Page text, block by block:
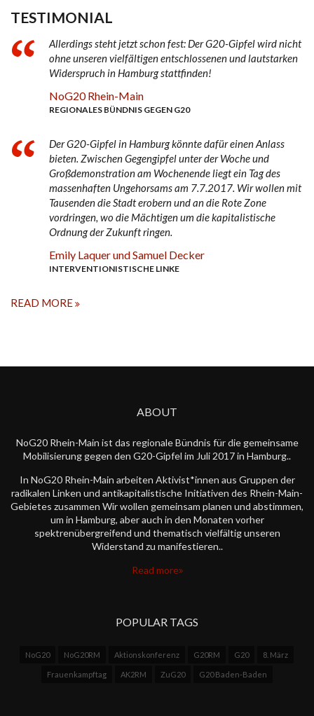
TESTIMONIAL
Allerdings steht jetzt schon fest: Der G20-Gipfel wird nicht
ohne unseren vielfältigen entschlossenen und lautstarken
Widerspruch in Hamburg stattfinden!
NoG20 Rhein-Main
REGIONALES BÜNDNIS GEGEN G20
Der G20-Gipfel in Hamburg könnte dafür einen Anlass
bieten. Zwischen Gegengipfel unter der Woche und
Großdemonstration am Wochenende liegt ein Tag des
massenhaften Ungehorsams am 7.7.2017. Wir wollen mit
Tausenden die Stadt erobern und an die Rote Zone
vordringen, wo die Mächtigen um die kapitalistische
Ordnung der Zukunft ringen.
Emily Laquer und Samuel Decker
INTERVENTIONISTISCHE LINKE
READ MORE
ABOUT
NoG20 Rhein-Main ist das regionale Bündnis für die gemeinsame
Mobilisierung gegen den G20-Gipfel im Juli 2017 in Hamburg..
In NoG20 Rhein-Main arbeiten Aktivist*innen aus Gruppen der
radikalen Linken und antikapitalistische Initiativen des Rhein-Main-
Gebietes zusammen Wir wollen gemeinsam planen und abstimmen,
um in Hamburg, aber auch in den Monaten vorher
spektrenübergreifend und thematisch vielfältig unseren
Widerstand zu manifestieren..
Read more
POPULAR TAGS
NoG20 NoG20RM Aktionskonferenz G20RM G20 8. März
Frauenkampftag AK2RM ZuG20 G20 Baden-Baden